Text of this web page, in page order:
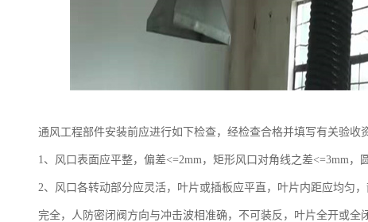
通风工程部件安装前应进行如下检查，经检查合格并填写有关验收
1、风口表面应平整，偏差<=2mm，矩形风口对角线之差<=3mm，
2、风口各转动部分应灵活，叶片或插板应平直，叶片内距应均匀
完全，人防密闭阀方向与冲击波相准确，不可装反，叶片全开或全